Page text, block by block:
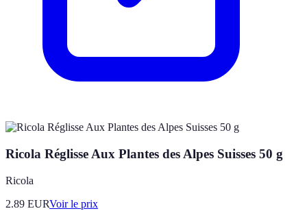
Ricola Réglisse Aux Plantes des Alpes Suisses 50 g
Ricola
2.89 EURVoir le prix